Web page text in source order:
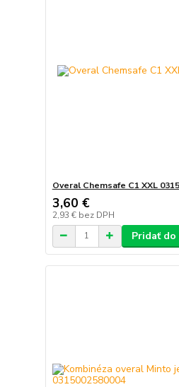
Overal Chemsafe C1 XXL
3,60 €
2,93 € bez DPH
Pridať do